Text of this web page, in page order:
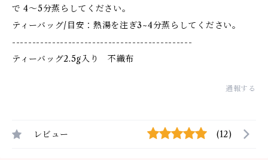
で 4〜5分蒸らしてください。
ティーバッグ/目安：熱湯を注ぎ3~4分蒸らしてください。
---------------------------------------------
ティーバッグ2.5g入り 不織布
通報する
レビュー (12)